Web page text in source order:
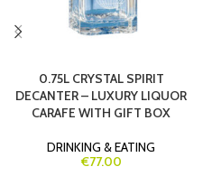
0.75L CRYSTAL SPIRIT
DECANTER – LUXURY LIQUOR
CARAFE WITH GIFT BOX
DRINKING & EATING
€77.00